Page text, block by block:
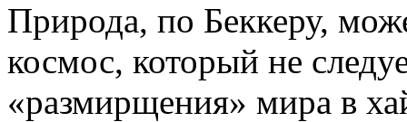
Природа, по Беккеру,
космос, который не
«размирщения» мира в